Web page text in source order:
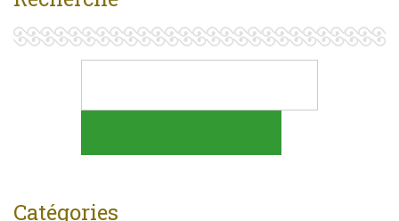
Catégories